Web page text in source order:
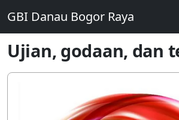
GBI Danau Bogor Raya
Ujian, godaan, dan